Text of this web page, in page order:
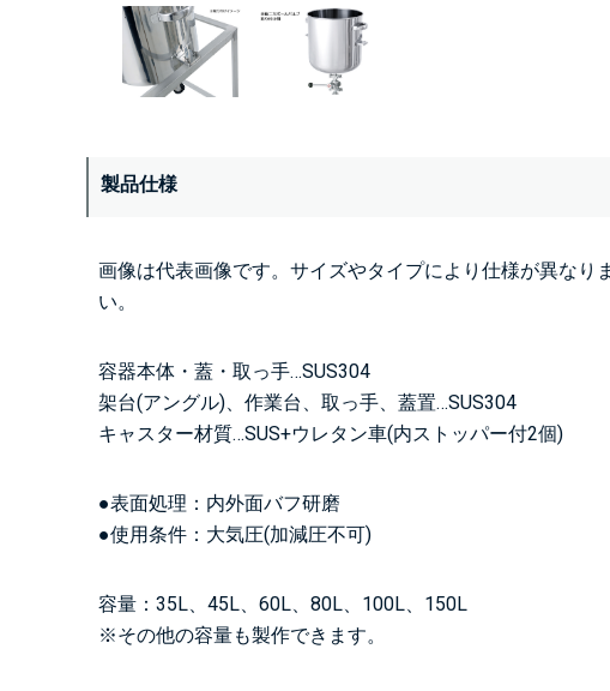
製品仕様
画像は代表画像です。サイズやタイプにより仕様が異なり
い。
容器本体・蓋・取っ手…SUS304
架台(アングル)、作業台、取っ手、蓋置…SUS304
キャスター材質…SUS+ウレタン車(内ストッパー付2個)
●表面処理：内外面バフ研磨
●使用条件：大気圧(加減圧不可)
容量：35L、45L、60L、80L、100L、150L
※その他の容量も製作できます。